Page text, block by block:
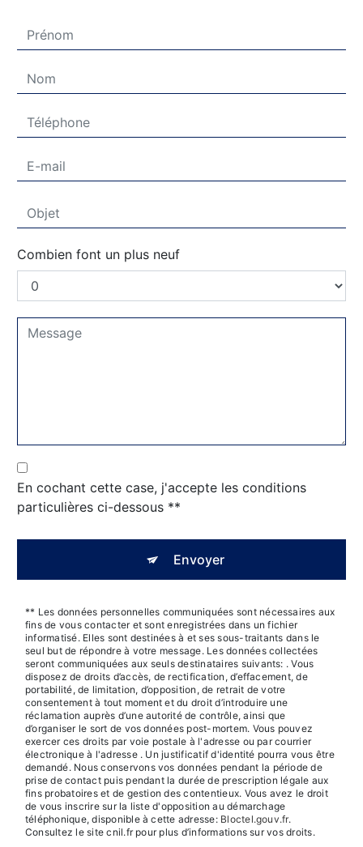
Combien font un plus neuf
En cochant cette case, j'accepte les conditions
particulières ci-dessous **
Envoyer
** Les données personnelles communiquées sont nécessaires aux
fins de vous contacter et sont enregistrées dans un fichier
informatisé. Elles sont destinées à et ses sous-traitants dans le
seul but de répondre à votre message. Les données collectées
seront communiquées aux seuls destinataires suivants: . Vous
disposez de droits d’accès, de rectification, d’effacement, de
portabilité, de limitation, d’opposition, de retrait de votre
consentement à tout moment et du droit d’introduire une
réclamation auprès d’une autorité de contrôle, ainsi que
d’organiser le sort de vos données post-mortem. Vous pouvez
exercer ces droits par voie postale à l'adresse ou par courrier
électronique à l'adresse . Un justificatif d'identité pourra vous être
demandé. Nous conservons vos données pendant la période de
prise de contact puis pendant la durée de prescription légale aux
fins probatoires et de gestion des contentieux. Vous avez le droit
de vous inscrire sur la liste d'opposition au démarchage
téléphonique, disponible à cette adresse: Bloctel.gouv.fr.
Consultez le site cnil.fr pour plus d’informations sur vos droits.